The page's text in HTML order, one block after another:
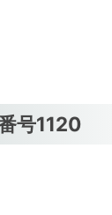
号1120